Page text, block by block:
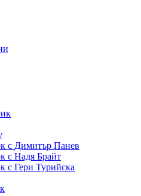
с Димитър Панев
с Надя Брайт
с Гери Турийска